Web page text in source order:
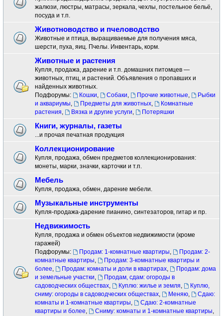
жалюзи, люстры, матрасы, зеркала, чехлы, постельное бельё,
посуда и т.п.
Животноводство и пчеловодство
Животные и птица, выращиваемые для получения мяса,
шерсти, пуха, яиц. Пчелы. Инвентарь, корм.
Животные и растения
Купля, продажа, дарение и т.п. домашних питомцев —
животных, птиц, и растений. Объявления о пропавших и
найденных животных.
Подфорумы:
Кошки, Собаки, Прочие животные,
Рыбки
и аквариумы, Предметы для животных,
Комнатные
растения, Вязка и другие услуги, Потеряшки
Книги, журналы, газеты
...и прочая печатная продукция
Коллекционирование
Купля, продажа, обмен предметов коллекционирования:
монеты, марки, значки, карточки и т.п.
Мебель
Купля, продажа, обмен, дарение мебели.
Музыкальные инструменты
Купля-продажа-дарение пианино, синтезаторов, гитар и пр.
Недвижимость
Купля, продажа и обмен объектов недвижимости (кроме
гаражей)
Подфорумы:
Продам: 1-комнатные квартиры,
Продам: 2-
комнатные квартиры,
Продам: 3-комнатные квартиры и
более, Продам: комнаты и доли в квартирах,
Продам: дома
и земельные участки,
Продам, сдам: огороды в
садоводческих обществах, Куплю: жилье и земля,
Куплю,
сниму: огороды в садоводческих обществах, Меняю,
Сдаю:
комнаты и 1-комнатные квартиры,
Сдаю: 2-комнатные
квартиры и более, Сниму: комнаты и 1-комнатные квартиры,